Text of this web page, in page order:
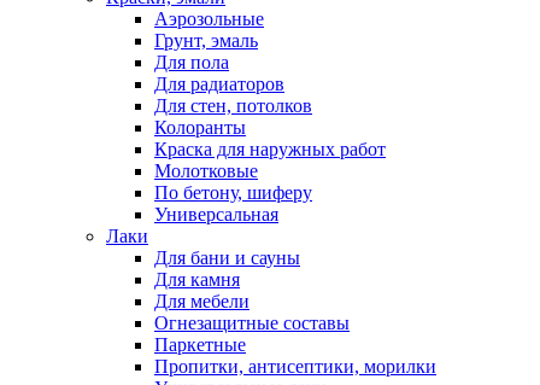
Аэрозольные
Грунт, эмаль
Для пола
Для радиаторов
Для стен, потолков
Колоранты
Краска для наружных работ
Молотковые
По бетону, шиферу
Универсальная
Лаки
Для бани и сауны
Для камня
Для мебели
Огнезащитные составы
Паркетные
Пропитки, антисептики, морилки